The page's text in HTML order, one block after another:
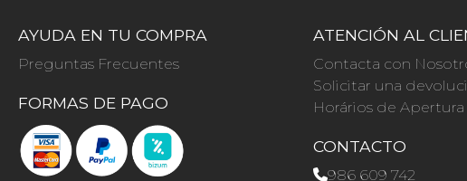
AYUDA EN TU COMPRA
Preguntas Frecuentes
FORMAS DE PAGO
ATENCIÓN AL
Contacta con
Solicitar una
Horários de Apertura
CONTACTO
986 609 742